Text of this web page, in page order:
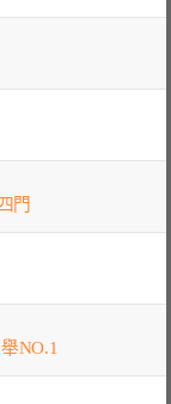
門
NO.1